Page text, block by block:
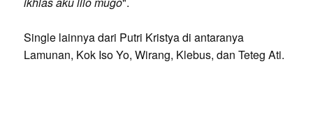
Single lainnya dari Putri Kristya di antaranya
Lamunan, Kok Iso Yo, Wirang, Klebus, dan Teteg Ati.